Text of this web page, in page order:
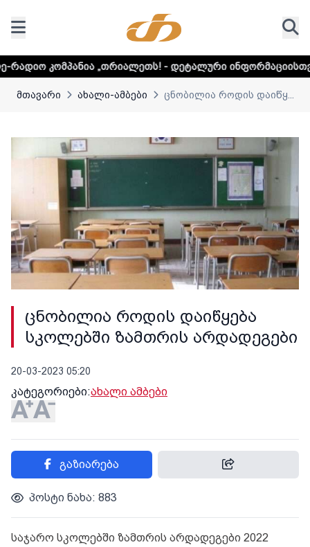
„თრიალეთს! - დეტალური ინფორმაციისთვის დააკლიკეთ
მთავარი ახალი-ამბები ცნობილია როდის დაიწყ...
ცნობილია როდის დაიწყება
სკოლებში ზამთრის არდადეგები
20-03-2023 05:20
კატეგორიები:ახალი ამბები
გაზიარება
პოსტი ნახა: 883
საჯარო სკოლებში ზამთრის არდადეგები 2022